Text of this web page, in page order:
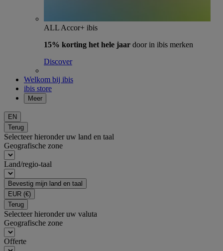
ALL Accor+ ibis
15% korting het hele jaar door in ibis merken
Discover
Welkom bij ibis
ibis store
Meer
EN
Terug
Selecteer hieronder uw land en taal
Geografische zone
Land/regio-taal
Bevestig mijn land en taal
EUR (€)
Terug
Selecteer hieronder uw valuta
Geografische zone
Offerte